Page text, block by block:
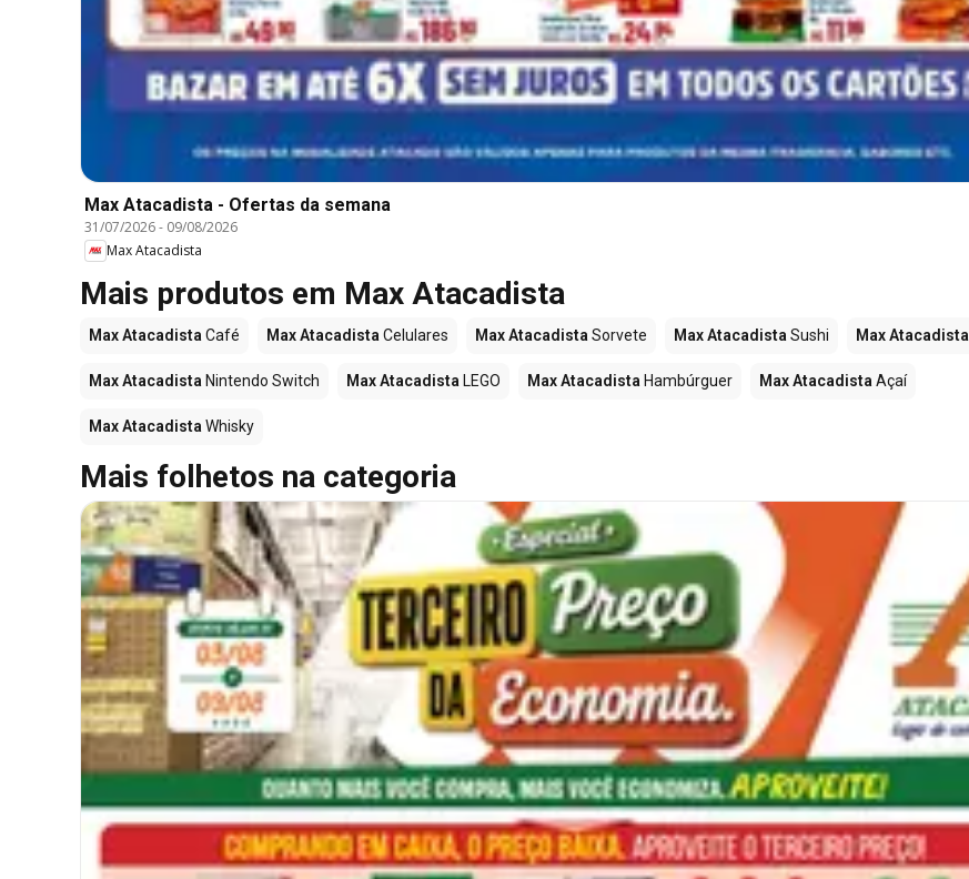
Max Atacadista - Ofertas da semana
31/07/2026- 09/08/2026
Max Atacadista
Mais produtos em Max Atacadista
Max Atacadista Café Max Atacadista Celulares Max Atacadista Sorvete Max Atacadista Sushi Max Atacadista
Max Atacadista Nintendo Switch Max Atacadista LEGO Max Atacadista Hambúrguer Max Atacadista Açaí
Max Atacadista Whisky
Mais folhetos na categoria